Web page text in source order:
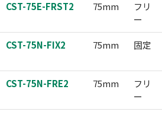
CST-75E-FRST2 75mm
フリ
ー
CST-75N-FIX2 75mm 固定
CST-75N-FRE2 75mm
フリ
ー